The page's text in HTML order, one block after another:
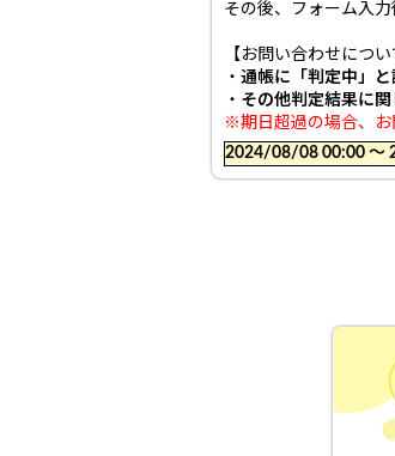
その後、フォーム入
【お問い合わせについ
・ 通帳に「判定中」
・ その他判定結果に関
※期日超過の場合、お
2024/08/08 00:00 〜